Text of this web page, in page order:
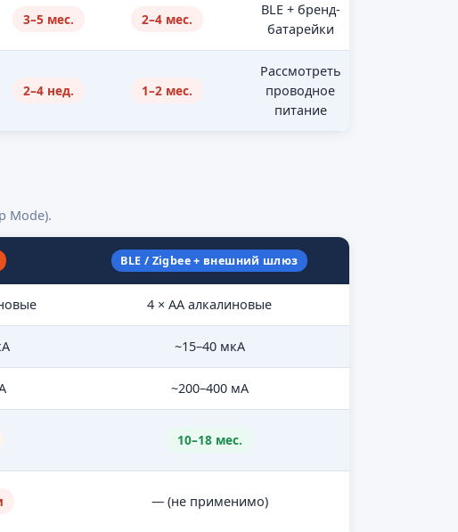
3–5 мес. 2–4 мес.
BLE + бренд-
батарейки
2–4 нед. 1–2 мес.
Рассмотреть
проводное
питание
Mode).
BLE / Zigbee + внешний шлюз
4 × AA алкалиновые
~15–40 мкА
~200–400 мА
10–18 мес.
— (не применимо)